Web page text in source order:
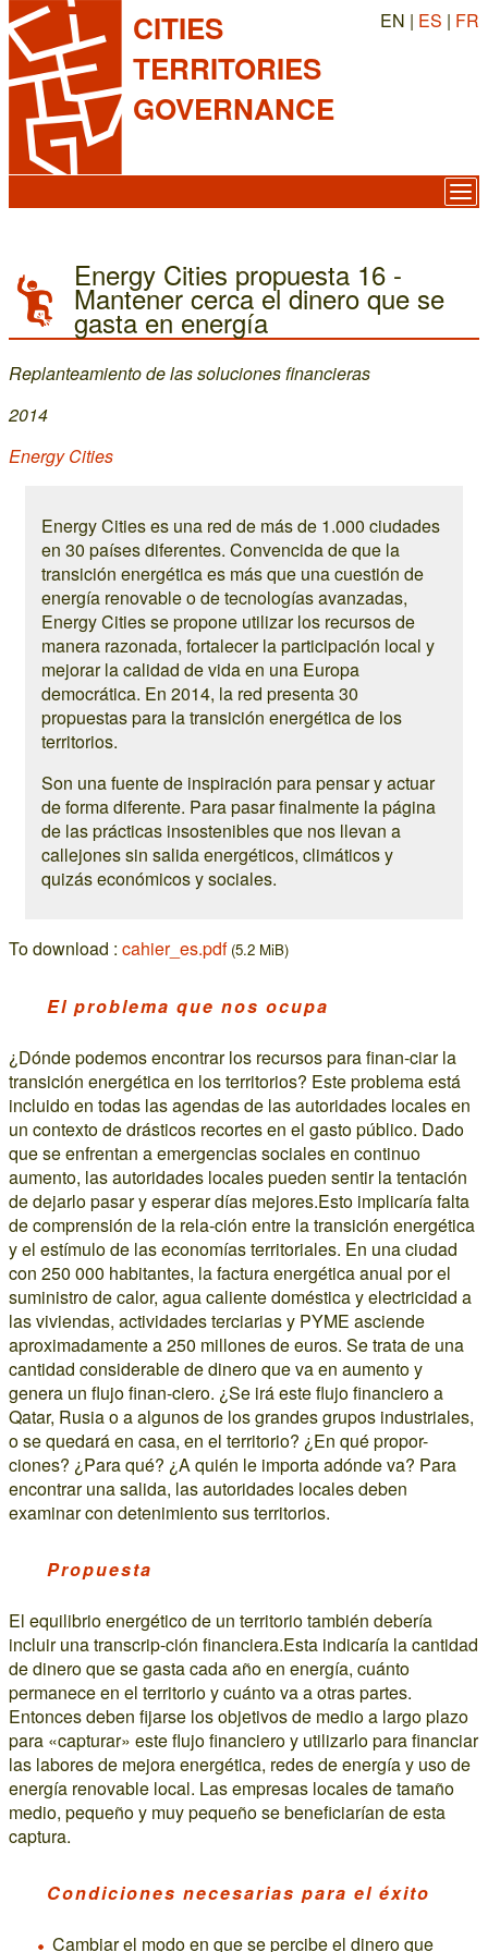
CITIES
TERRITORIES
GOVERNANCE
EN | ES | FR
Energy Cities propuesta 16 -
Mantener cerca el dinero que se
gasta en energía
Replanteamiento de las soluciones financieras
2014
Energy Cities
Energy Cities es una red de más de 1.000 ciudades
en 30 países diferentes. Convencida de que la
transición energética es más que una cuestión de
energía renovable o de tecnologías avanzadas,
Energy Cities se propone utilizar los recursos de
manera razonada, fortalecer la participación local y
mejorar la calidad de vida en una Europa
democrática. En 2014, la red presenta 30
propuestas para la transición energética de los
territorios.
Son una fuente de inspiración para pensar y actuar
de forma diferente. Para pasar finalmente la página
de las prácticas insostenibles que nos llevan a
callejones sin salida energéticos, climáticos y
quizás económicos y sociales.
To download : cahier_es.pdf (5.2 MiB)
El problema que nos ocupa
¿Dónde podemos encontrar los recursos para finan-ciar la
transición energética en los territorios? Este problema está
incluido en todas las agendas de las autoridades locales en
un contexto de drásticos recortes en el gasto público. Dado
que se enfrentan a emergencias sociales en continuo
aumento, las autoridades locales pueden sentir la tentación
de dejarlo pasar y esperar días mejores.Esto implicaría falta
de comprensión de la rela-ción entre la transición energética
y el estímulo de las economías territoriales. En una ciudad
con 250 000 habitantes, la factura energética anual por el
suministro de calor, agua caliente doméstica y electricidad a
las viviendas, actividades terciarias y PYME asciende
aproximadamente a 250 millones de euros. Se trata de una
cantidad considerable de dinero que va en aumento y
genera un flujo finan-ciero. ¿Se irá este flujo financiero a
Qatar, Rusia o a algunos de los grandes grupos industriales,
o se quedará en casa, en el territorio? ¿En qué propor-
ciones? ¿Para qué? ¿A quién le importa adónde va? Para
encontrar una salida, las autoridades locales deben
examinar con detenimiento sus territorios.
Propuesta
El equilibrio energético de un territorio también debería
incluir una transcrip-ción financiera.Esta indicaría la cantidad
de dinero que se gasta cada año en energía, cuánto
permanece en el territorio y cuánto va a otras partes.
Entonces deben fijarse los objetivos de medio a largo plazo
para «capturar» este flujo financiero y utilizarlo para financiar
las labores de mejora energética, redes de energía y uso de
energía renovable local. Las empresas locales de tamaño
medio, pequeño y muy pequeño se beneficiarían de esta
captura.
Condiciones necesarias para el éxito
Cambiar el modo en que se percibe el dinero que